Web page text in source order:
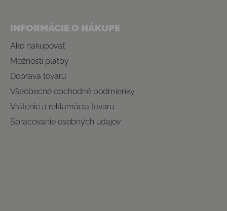
INFORMÁCIE O NÁKUPE
Ako nakupovať
Možnosti platby
Doprava tovaru
Všeobecné obchodné podmienky
Vrátenie a reklamácia tovaru
Spracovanie osobných údajov